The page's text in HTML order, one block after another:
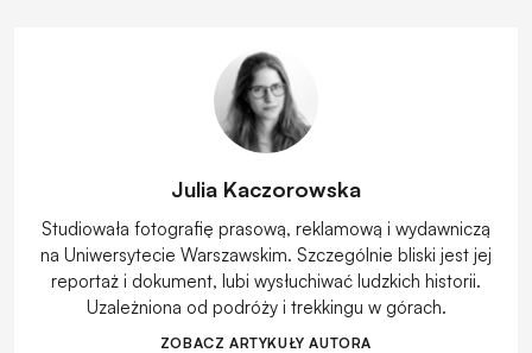
Julia Kaczorowska
Studiowała fotografię prasową, reklamową i wydawniczą
na Uniwersytecie Warszawskim. Szczególnie bliski jest jej
reportaż i dokument, lubi wysłuchiwać ludzkich historii.
Uzależniona od podróży i trekkingu w górach.
ZOBACZ ARTYKUŁY AUTORA